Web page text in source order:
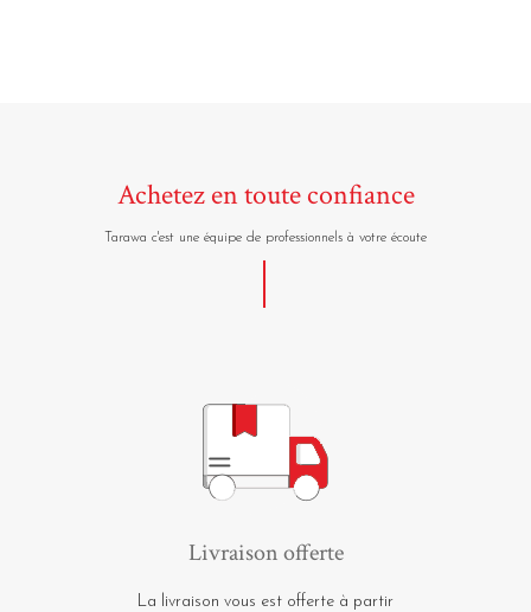
Achetez en toute confiance
Tarawa c'est une équipe de professionnels à votre écoute
Livraison offerte
La livraison vous est offerte à partir